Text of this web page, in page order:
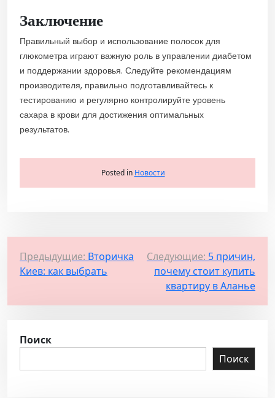
Заключение
Правильный выбор и использование полосок для
глюкометра играют важную роль в управлении диабетом
и поддержании здоровья. Следуйте рекомендациям
производителя, правильно подготавливайтесь к
тестированию и регулярно контролируйте уровень
сахара в крови для достижения оптимальных
результатов.
Posted in Новости
Н
а
а
ц
Предыдущие: Вторичка
Киев: как выбрать
Следующие: 5 причин,
почему стоит купить
квартиру в Аланье
Поиск
Поиск